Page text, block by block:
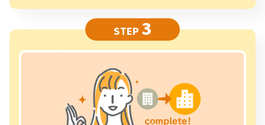
STEP 3